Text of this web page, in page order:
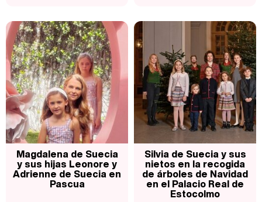
Magdalena de Suecia
y sus hijas Leonore y
Adrienne de Suecia en
Pascua
Silvia de Suecia y sus
nietos en la recogida
de árboles de Navidad
en el Palacio Real de
Estocolmo